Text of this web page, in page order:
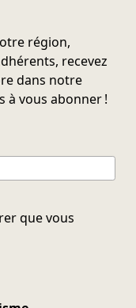
région,
recevez
dans notre
à vous abonner !
que vous